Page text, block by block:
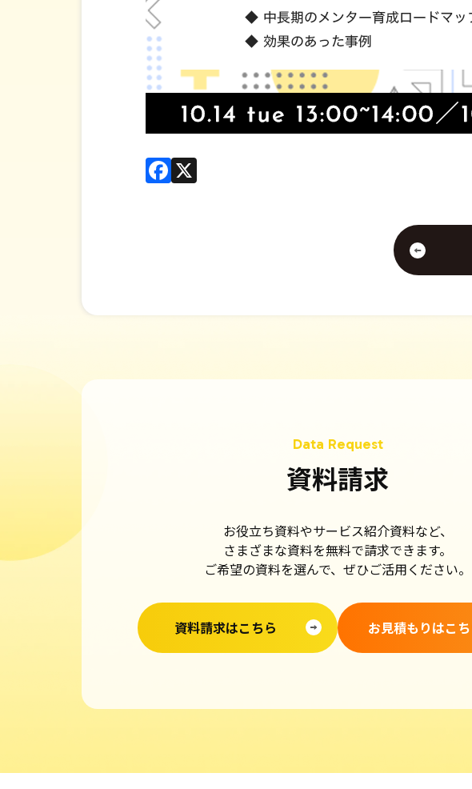
Facebook
資料請求
お役立ち資料やサービス紹介資料など、
さまざまな資料を無料で請求できます。
ご希望の資料を選んで、ぜひご活用ください。
資料請求はこちら お見積もりはこ